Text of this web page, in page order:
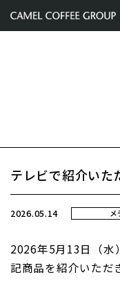
テレビで紹介いた
2026.05.14
2026年5月13日（水
記商品を紹介いただ